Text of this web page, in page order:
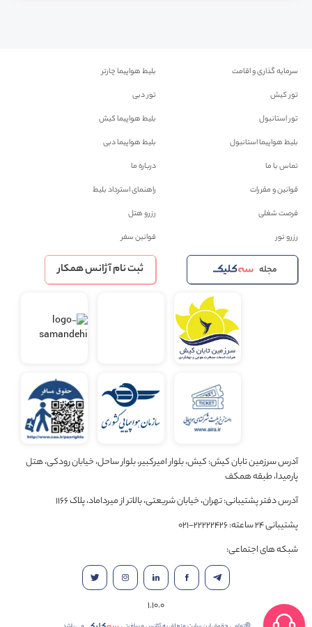
سرمایه گذاری و اقامت
بلیط هواپیما چارتر
تور کیش
تور دبی
تور استانبول
بلیط هواپیما کیش
بلیط هواپیما استانبول
بلیط هواپیما دبی
تماس با ما
درباره ما
قوانین و مقررات
راهنمای استرداد بلیط
فرصت شغلی
رزرو هتل
رزرو تور
قوانین سفر
مجله ثبت نام آژانس همکار
آدرس سرزمین تابان کیش: کیش، بلوار امیرکبیر، بلوار ساحل، خیابان رودکی، هتل
پارمیدا، طبقه همکف
آدرس دفتر پشتیبانی: تهران، خیابان شریعتی، بالاتر از میرداماد، پلاک 1166
پشتیبانی 24 ساعته: 22222426-021
شبکه های اجتماعی:
1.10.0